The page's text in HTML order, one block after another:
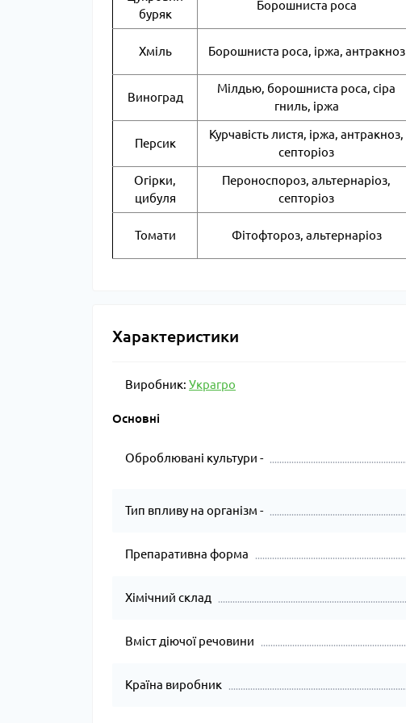
буряк
Борошниста роса
Хміль Борошниста роса, іржа, антракноз
Виноград
Мілдью, борошниста роса, сіра
гниль, іржа
Персик
Курчавість листя, іржа, антракноз,
септоріоз
Огірки,
цибуля
Пероноспороз, альтернаріоз,
септоріоз
Томати Фітофтороз, альтернаріоз
Характеристики
Виробник: Украгро
Основні
Оброблювані культури -
Тип впливу на організм -
Препаративна форма
Хімічний склад
Вміст діючої речовини
Країна виробник